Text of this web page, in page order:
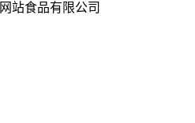
站食品有限公司